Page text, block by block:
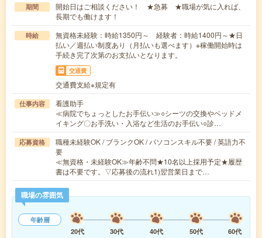
期間
開始日はご相談ください！ ★急募 ★職場が気に入れば、
長期でも働けます！
時給
無資格未経験：時給1350円～ 経験者：時給1400円～★日
払い／週払い制度あり（月払いも選べます）※稼働開始時は
手続き完了次第のお支払いとなります。
交通費
交通費支給※規定有
仕事内容
看護助手
≪病院でちょっとしたお手伝い≫○シーツの交換やベッドメ
イキング〇お手洗い・入浴など生活のお手伝い○診…
応募資格
職種未経験OK / ブランクOK / パソコンスキル不要 / 英語力不
要
≪無資格・未経験OK≫年齢不問★10名以上採用予定★履歴
書は不要です。▽応募後の流れ1)翌営業日まで…
職場の雰囲気
年齢層
20代
30代 40代 50代
60代